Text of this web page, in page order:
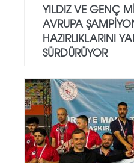
YILDIZ VE GENÇ
AVRUPA
HAZIRLIKLARINI
SÜRDÜRÜYOR